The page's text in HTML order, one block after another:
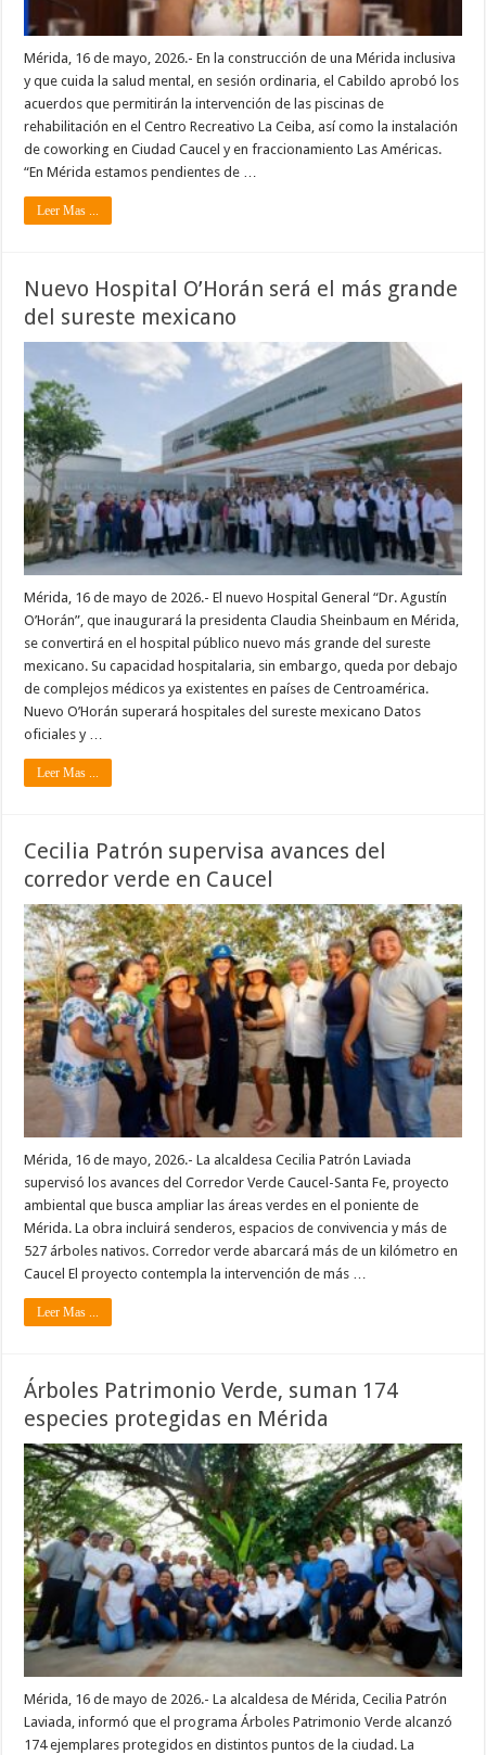
Mérida, 16 de mayo, 2026.- En la construcción de una Mérida inclusiva
y que cuida la salud mental, en sesión ordinaria, el Cabildo aprobó los
acuerdos que permitirán la intervención de las piscinas de
rehabilitación en el Centro Recreativo La Ceiba, así como la instalación
de coworking en Ciudad Caucel y en fraccionamiento Las Américas.
“En Mérida estamos pendientes de …
Leer Mas ...
Nuevo Hospital O’Horán será el más grande
del sureste mexicano
Mérida, 16 de mayo de 2026.- El nuevo Hospital General “Dr. Agustín
O’Horán”, que inaugurará la presidenta Claudia Sheinbaum en Mérida,
se convertirá en el hospital público nuevo más grande del sureste
mexicano. Su capacidad hospitalaria, sin embargo, queda por debajo
de complejos médicos ya existentes en países de Centroamérica.
Nuevo O’Horán superará hospitales del sureste mexicano Datos
oficiales y …
Leer Mas ...
Cecilia Patrón supervisa avances del
corredor verde en Caucel
Mérida, 16 de mayo, 2026.- La alcaldesa Cecilia Patrón Laviada
supervisó los avances del Corredor Verde Caucel-Santa Fe, proyecto
ambiental que busca ampliar las áreas verdes en el poniente de
Mérida. La obra incluirá senderos, espacios de convivencia y más de
527 árboles nativos. Corredor verde abarcará más de un kilómetro en
Caucel El proyecto contempla la intervención de más …
Leer Mas ...
Árboles Patrimonio Verde, suman 174
especies protegidas en Mérida
Mérida, 16 de mayo de 2026.- La alcaldesa de Mérida, Cecilia Patrón
Laviada, informó que el programa Árboles Patrimonio Verde alcanzó
174 ejemplares protegidos en distintos puntos de la ciudad. La